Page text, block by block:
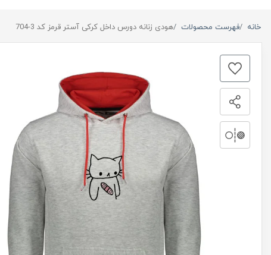
خانه فهرست محصولات هودی زنانه دورس داخل کرکی آستر قرمز کد 3-704